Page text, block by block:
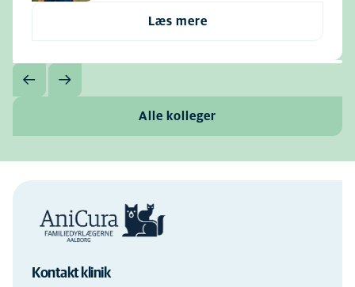
Læs mere
Alle kolleger
Kontakt klinik